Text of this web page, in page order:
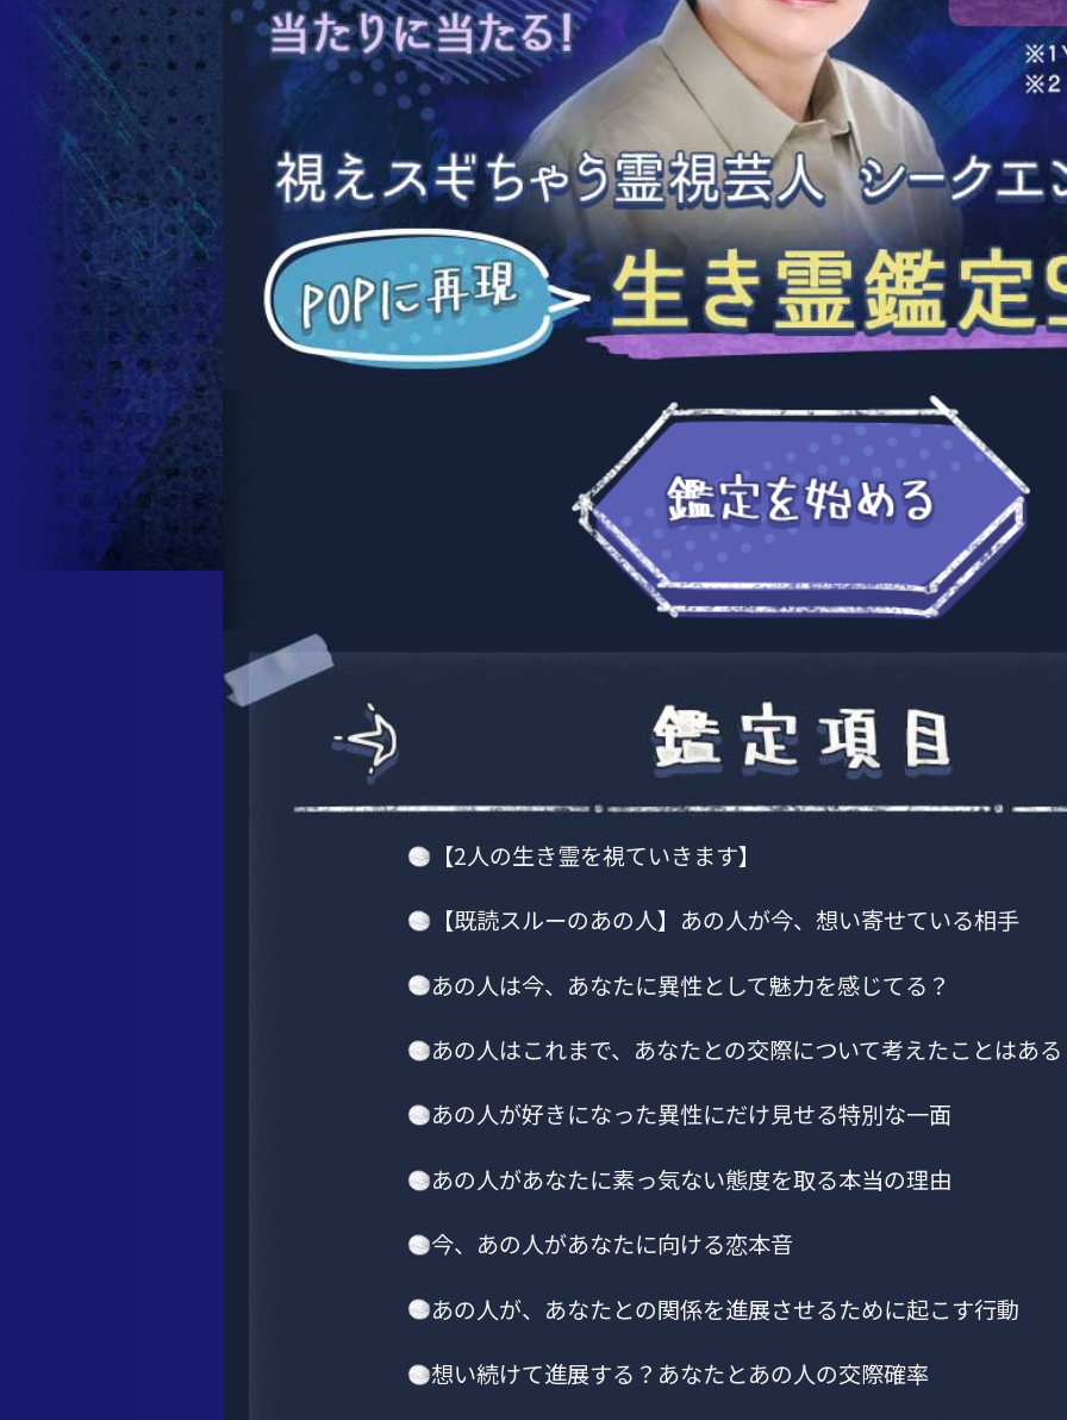
【2人の生き霊を視ていきます】
【既読スルーのあの人】あの人が今、想い寄せている相手
あの人は今、あなたに異性として魅力を感じてる？
あの人はこれまで、あなたとの交際について考えたことはあ
あの人が好きになった異性にだけ見せる特別な一面
あの人があなたに素っ気ない態度を取る本当の理由
今、あの人があなたに向ける恋本音
あの人が、あなたとの関係を進展させるために起こす行動
想い続けて進展する？あなたとあの人の交際確率